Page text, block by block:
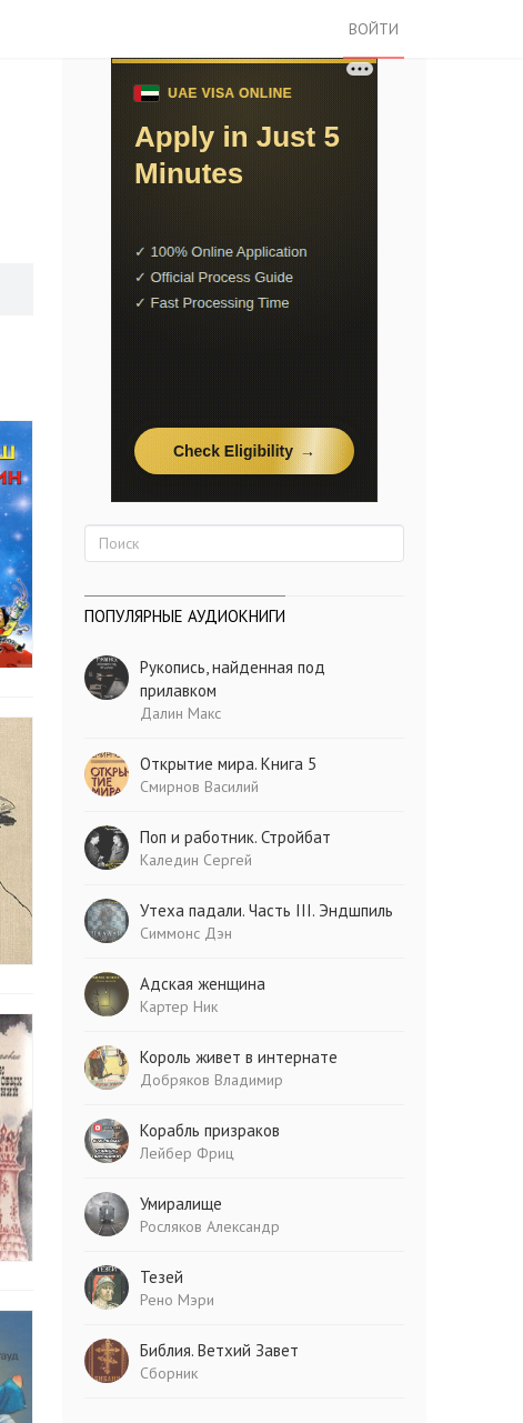
ВОЙТИ
ПОПУЛЯРНЫЕ АУДИОКНИГИ
Рукопись, найденная под
прилавком
Далин Макс
Открытие мира. Книга 5
Смирнов Василий
Поп и работник. Стройбат
Каледин Сергей
Утеха падали. Часть III. Эндшпиль
Симмонс Дэн
Адская женщина
Картер Ник
Король живет в интернате
Добряков Владимир
Корабль призраков
Лейбер Фриц
Умиралище
Росляков Александр
Тезей
Рено Мэри
Библия. Ветхий Завет
Сборник